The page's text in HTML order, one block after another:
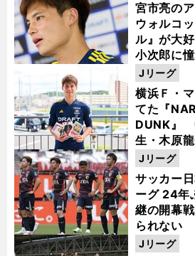
宮市亮の
ウォルコ
ル』が大
小次郎に
横浜Ｆ・
てた『
DUNK』
生・木原
った
Jリーグ
サッカー
ーグ 24年
継の開幕
られない
Jリーグ
Jリーグ